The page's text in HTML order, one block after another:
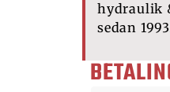
hydraulik
sedan